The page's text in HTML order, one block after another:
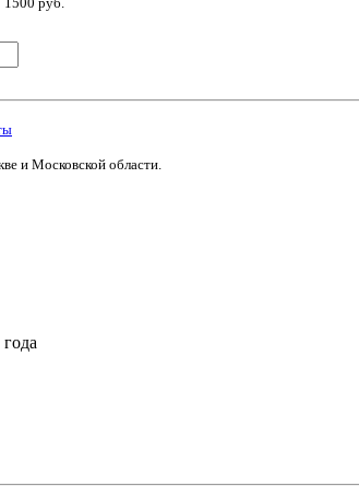
и Московской области.